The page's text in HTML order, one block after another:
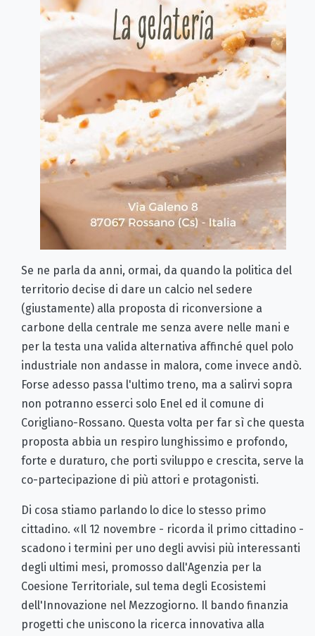
Se ne parla da anni, ormai, da quando la politica del
territorio decise di dare un calcio nel sedere
(giustamente) alla proposta di riconversione a
carbone della centrale me senza avere nelle mani e
per la testa una valida alternativa affinché quel polo
industriale non andasse in malora, come invece andò.
Forse adesso passa l'ultimo treno, ma a salirvi sopra
non potranno esserci solo Enel ed il comune di
Corigliano-Rossano. Questa volta per far sì che questa
proposta abbia un respiro lunghissimo e profondo,
forte e duraturo, che porti sviluppo e crescita, serve la
co-partecipazione di più attori e protagonisti.
Di cosa stiamo parlando lo dice lo stesso primo
cittadino. «Il 12 novembre - ricorda il primo cittadino -
scadono i termini per uno degli avvisi più interessanti
degli ultimi mesi, promosso dall'Agenzia per la
Coesione Territoriale, sul tema degli Ecosistemi
dell'Innovazione nel Mezzogiorno. Il bando finanzia
progetti che uniscono la ricerca innovativa alla